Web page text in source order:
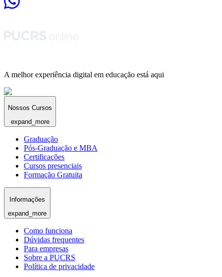
A melhor experiência digital em educação está aqui
Nossos Cursos
expand_more
Graduação
Pós-Graduação e MBA
Certificações
Cursos presenciais
Formação Gratuita
Informações
expand_more
Como funciona
Dúvidas frequentes
Para empresas
Sobre a PUCRS
Política de privacidade